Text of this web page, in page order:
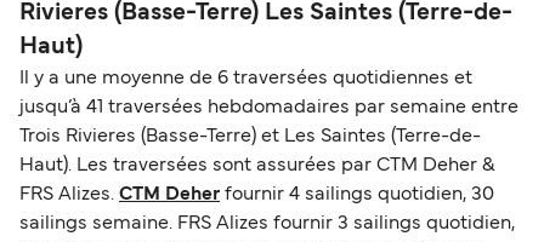
Rivieres (Basse-Terre) Les Saintes (Terre-de-
Haut)
Il y a une moyenne de 6 traversées quotidiennes et
jusqu’à 41 traversées hebdomadaires par semaine entre
Trois Rivieres (Basse-Terre) et Les Saintes (Terre-de-
Haut). Les traversées sont assurées par CTM Deher &
FRS Alizes. CTM Deher fournir 4 sailings quotidien, 30
sailings semaine. FRS Alizes fournir 3 sailings quotidien,